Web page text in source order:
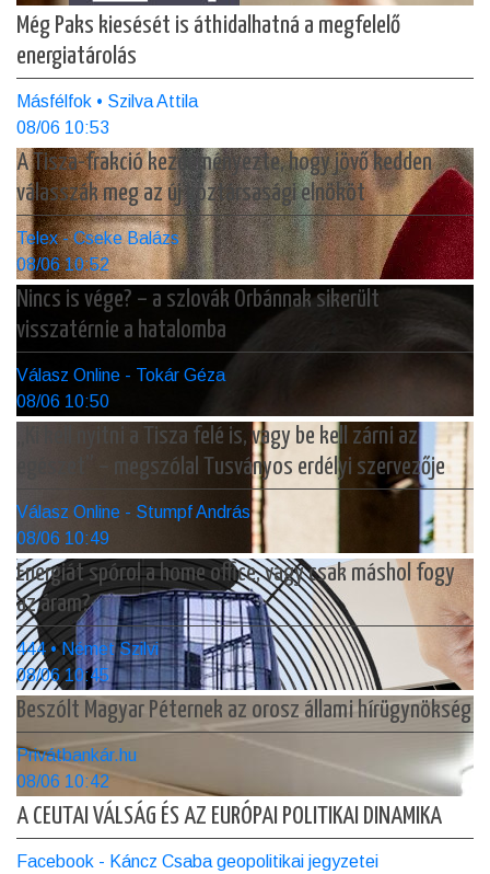
Még Paks kiesését is áthidalhatná a megfelelő
energiatárolás
Másfélfok • Szilva Attila
08/06 10:53
A Tisza-frakció kezdeményezte, hogy jövő kedden
válasszák meg az új köztársasági elnököt
Telex - Cseke Balázs
08/06 10:52
Nincs is vége? – a szlovák Orbánnak sikerült
visszatérnie a hatalomba
Válasz Online - Tokár Géza
08/06 10:50
„Ki kell nyitni a Tisza felé is, vagy be kell zárni az
egészet” – megszólal Tusványos erdélyi szervezője
Válasz Online - Stumpf András
08/06 10:49
Energiát spórol a home office, vagy csak máshol fogy
az áram?
444 • Német Szilvi
08/06 10:45
Beszólt Magyar Péternek az orosz állami hírügynökség
Privátbankár.hu
08/06 10:42
A CEUTAI VÁLSÁG ÉS AZ EURÓPAI POLITIKAI DINAMIKA
Facebook - Káncz Csaba geopolitikai jegyzetei